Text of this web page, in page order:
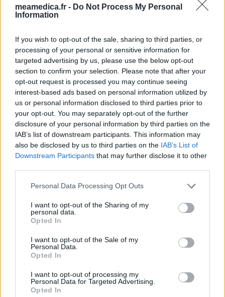
meamedica.fr - Do Not Process My Personal
Information
If you wish to opt-out of the sale, sharing to third parties, or
processing of your personal or sensitive information for
targeted advertising by us, please use the below opt-out
section to confirm your selection. Please note that after your
opt-out request is processed you may continue seeing
interest-based ads based on personal information utilized by
us or personal information disclosed to third parties prior to
your opt-out. You may separately opt-out of the further
disclosure of your personal information by third parties on the
IAB’s list of downstream participants. This information may
also be disclosed by us to third parties on the IAB’s List of
Downstream Participants that may further disclose it to other
Personal Data Processing Opt Outs
I want to opt-out of the Sharing of my
personal data.
Opted In
I want to opt-out of the Sale of my
Personal Data.
Opted In
I want to opt-out of processing my
Personal Data for Targeted Advertising.
Opted In